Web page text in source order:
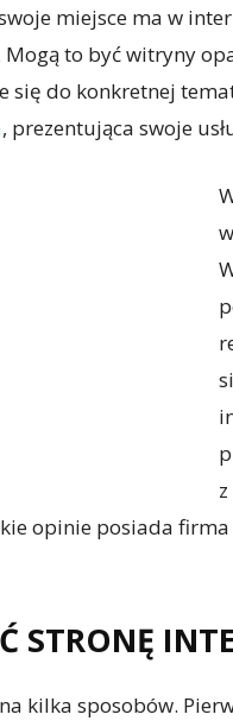
miejsce ma w
to być witryny
się do konkretnej
, prezentująca swoje
opinie posiada
STRONĘ
kilka sposobów.